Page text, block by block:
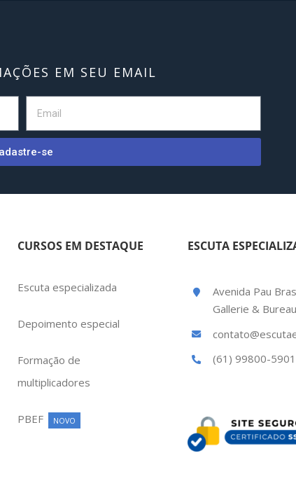
EM SEU EMAIL
se
CURSOS EM DESTAQUE
Escuta especializada
Depoimento especial
Formação de
multiplicadores
PBEF NOVO
ESCUTA
Avenida Pau
Gallerie &
(61) 99800-5901